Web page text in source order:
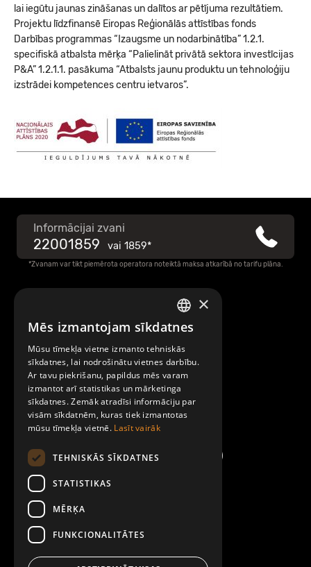
lai iegūtu jaunas zināšanas un dalītos ar pētījuma rezultātiem.
Projektu līdzfinansē Eiropas Reģionālās attīstības fonds
Darbības programmas “Izaugsme un nodarbinātība” 1.2.1.
specifiskā atbalsta mērķa “Palielināt privātā sektora investīcijas
P&A” 1.2.1.1. pasākuma “Atbalsts jaunu produktu un tehnoloģiju
izstrādei kompetences centru ietvaros”.
Informācijai zvani
22001859 vai 1859*
*Zvanam var tikt piemērota operatora noteiktā maksa atkarībā no tarifu plāna.
Par Mobilly
Noteikumi un līgumi
Kontakti
LATVIAN
ENGLISH
×
Mēs izmantojam sīkdatnes
Mūsu tīmekļa vietne izmanto tehniskās
sīkdatnes, lai nodrošinātu vietnes darbību.
Ar tavu piekrišanu, papildus mēs varam
izmantot arī statistikas un mārketinga
sīkdatnes. Zemāk atradīsi informāciju par
visām sīkdatnēm, kuras tiek izmantotas
mūsu tīmekļa vietnē. Lasīt vairāk
TEHNISKĀS SĪKDATNES
STATISTIKAS
MĒRĶA
FUNKCIONALITĀTES